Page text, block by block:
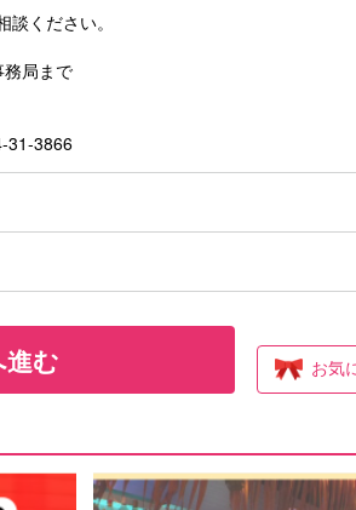
ください。
局まで
31-3866
む お気